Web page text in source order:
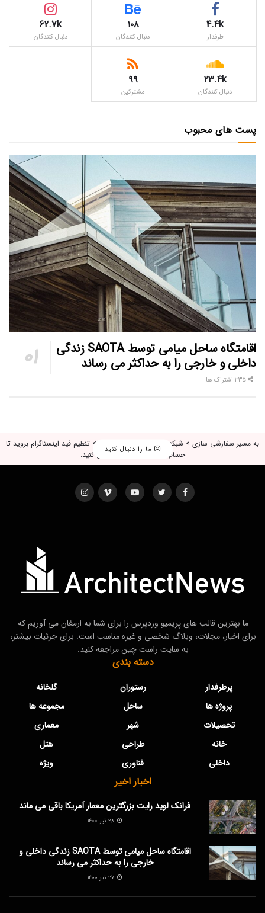
4.4k
طرفدار
۱۰۸
دنبال کنندگان
62.7k
دنبال کنندگان
23.4k
دنبال کنندگان
۹۹
مشترکین
پست های محبوب
اقامتگاه ساحل میامی توسط SAOTA زندگی
داخلی و خارجی را به حداکثر می رساند
ما را دنبال کنید
به مسیر سفارشی سازی > شبکه اجتماعی، لایک و بازدید > تنظیم فید اینستاگرام بروید تا
حساب اینستاگرام خود را متصل کنید.
ما بهترین قالب های پریمیو وردپرس را برای شما به ارمغان می آوریم که
برای اخبار، مجلات، وبلاگ شخصی و غیره مناسب است. برای جزئیات بیشتر،
به سایت راست چین مراجعه کنید.
دسته بندی
پرطرفدار
پروژه ها
تحصیلات
خانه
داخلی
رستوران
ساحل
شهر
طراحی
فناوری
گلخانه
مجموعه ها
معماری
هتل
ویژه
اخبار اخیر
فرانک لوید رایت بزرگترین معمار آمریکا باقی می ماند
۲۸ تیر ۱۴۰۰
اقامتگاه ساحل میامی توسط SAOTA زندگی داخلی و
خارجی را به حداکثر می رساند
۲۷ تیر ۱۴۰۰